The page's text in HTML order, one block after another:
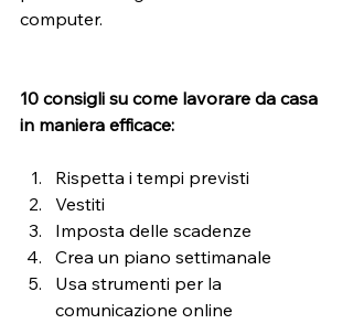
computer.
10 consigli su come lavorare da casa
in maniera efficace:
Rispetta i tempi previsti
Vestiti
Imposta delle scadenze
Crea un piano settimanale
Usa strumenti per la
comunicazione online